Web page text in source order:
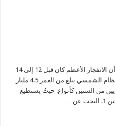
في الآونة الأخيرة ، اعتبر علماء الفلك أن الانفجار الأعظم كان قبل 12 إلى 14
مليار سنة ووفقًا للبيانات ، يُعتقد أن النظام الشمسي يبلغ من العمر 4.5 مليار
من السنين كأنواع. حيثُ يستطيع
…